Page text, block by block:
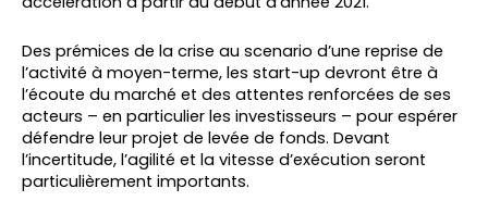
Des prémices de la crise au scenario d’une reprise de
l’activité à moyen-terme, les start-up devront être à
l’écoute du marché et des attentes renforcées de ses
acteurs – en particulier les investisseurs – pour espérer
défendre leur projet de levée de fonds. Devant
l’incertitude, l’agilité et la vitesse d’exécution seront
particulièrement importants.